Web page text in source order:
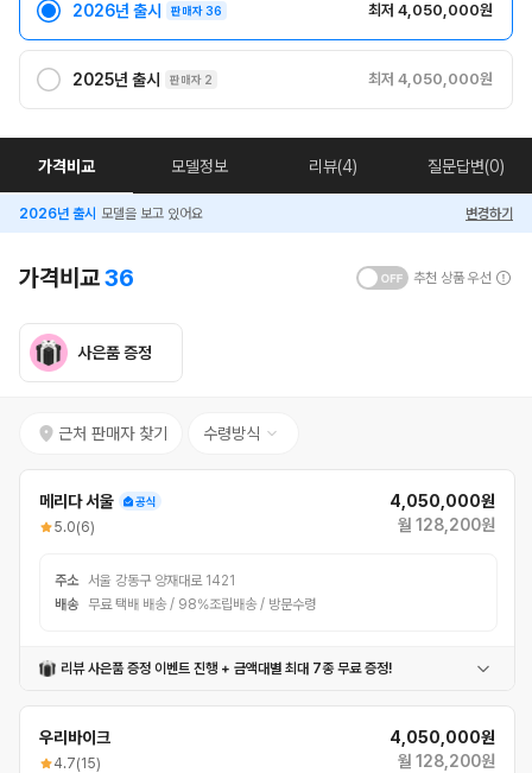
2026년 출시 판매자 36 최저 4,050,000원
2025년 출시 판매자 2 최저 4,050,000원
가격비교 모델정보 리뷰(4) 질문답변(0)
2026년 출시 모델을 보고 있어요 변경하기
가격비교36 추천 상품 우선
사은품 증정
근처 판매자 찾기 수령방식
메리다 서울
5.0(6)
4,050,000원
월 128,200원
주소 서울 강동구 양재대로 1421
배송
무료 택배 배송 / 98%조립배송 / 방문수령
리뷰 사은품 증정 이벤트 진행 + 금액대별 최대 7종 무료 증정!
우리바이크
4.7(15)
4,050,000원
월 128,200원